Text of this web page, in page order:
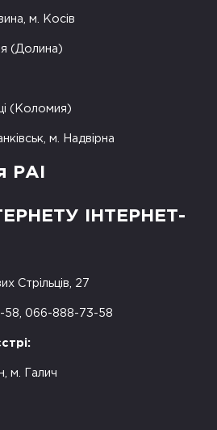
м. Косів
(Долина)
(Коломия)
м. Надвірна
РАІ
ІНТЕРНЕТ-
Стрільців, 27
58, 066-888-73-58
м. Галич